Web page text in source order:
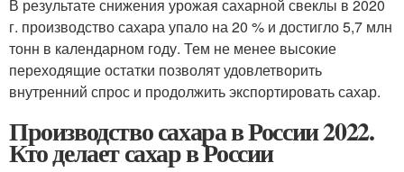
В результате снижения урожая сахарной свеклы в 2020
г. производство сахара упало на 20 % и достигло 5,7 млн
тонн в календарном году. Тем не менее высокие
переходящие остатки позволят удовлетворить
внутренний спрос и продолжить экспортировать сахар.
Производство сахара в России 2022.
Кто делает сахар в России